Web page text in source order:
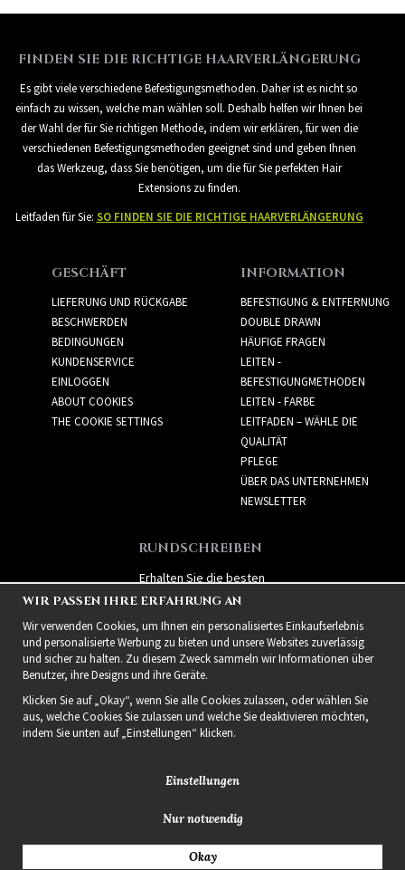
FINDEN SIE DIE RICHTIGE HAARVERLÄNGERUNG
Es gibt viele verschiedene Befestigungsmethoden. Daher ist es nicht so
einfach zu wissen, welche man wählen soll. Deshalb helfen wir Ihnen bei
der Wahl der für Sie richtigen Methode, indem wir erklären, für wen die
verschiedenen Befestigungsmethoden geeignet sind und geben Ihnen
das Werkzeug, dass Sie benötigen, um die für Sie perfekten Hair
Extensions zu finden.
Leitfaden für Sie: SO FINDEN SIE DIE RICHTIGE HAARVERLÄNGERUNG
GESCHÄFT
LIEFERUNG UND RÜCKGABE
BESCHWERDEN
BEDINGUNGEN
KUNDENSERVICE
EINLOGGEN
ABOUT COOKIES
THE COOKIE SETTINGS
INFORMATION
BEFESTIGUNG & ENTFERNUNG
DOUBLE DRAWN
HÄUFIGE FRAGEN
LEITEN -
BEFESTIGUNGMETHODEN
LEITEN - FARBE
LEITFADEN – WÄHLE DIE
QUALITÄT
PFLEGE
ÜBER DAS UNTERNEHMEN
NEWSLETTER
RUNDSCHREIBEN
Erhalten Sie die besten
Angebote und spannende
neue Produkte!
2021 Delightful Hair
WIR PASSEN IHRE ERFAHRUNG AN
Wir verwenden Cookies, um Ihnen ein personalisiertes Einkaufserlebnis
und personalisierte Werbung zu bieten und unsere Websites zuverlässig
und sicher zu halten. Zu diesem Zweck sammeln wir Informationen über
Benutzer, ihre Designs und ihre Geräte.
Klicken Sie auf „Okay“, wenn Sie alle Cookies zulassen, oder wählen Sie
aus, welche Cookies Sie zulassen und welche Sie deaktivieren möchten,
indem Sie unten auf „Einstellungen“ klicken.
Einstellungen
Nur notwendig
Okay